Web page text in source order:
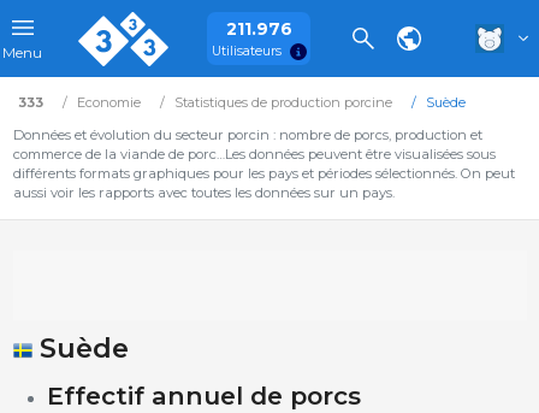
Menu
211.976
Utilisateurs
333 Economie Statistiques de production porcine
Suède
Données et évolution du secteur porcin : nombre de porcs, production et
commerce de la viande de porc…Les données peuvent être visualisées sous
différents formats graphiques pour les pays et périodes sélectionnés. On peut
aussi voir les rapports avec toutes les données sur un pays.
Suède
Effectif annuel de porcs